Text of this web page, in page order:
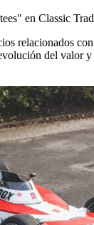
en Classic
relacionados
del valor